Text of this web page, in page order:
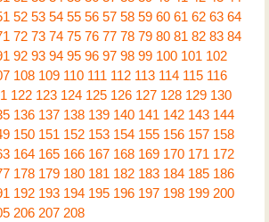
52 53 54 55 56 57 58 59 60 61 62 63 64
72 73 74 75 76 77 78 79 80 81 82 83 84
92 93 94 95 96 97 98 99 100 101 102
108 109 110 111 112 113 114 115 116
122 123 124 125 126 127 128 129 130
136 137 138 139 140 141 142 143 144
150 151 152 153 154 155 156 157 158
164 165 166 167 168 169 170 171 172
178 179 180 181 182 183 184 185 186
192 193 194 195 196 197 198 199 200
206 207 208